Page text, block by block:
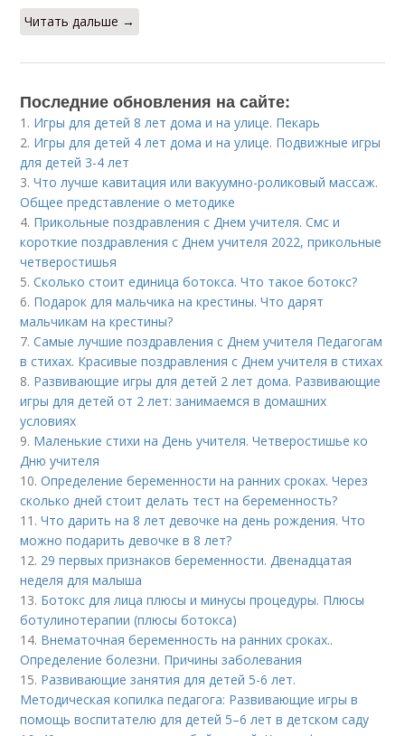
Читать дальше →
Последние обновления на сайте:
1. Игры для детей 8 лет дома и на улице. Пекарь
2. Игры для детей 4 лет дома и на улице. Подвижные игры
для детей 3-4 лет
3.Что лучше кавитация или вакуумно-роликовый массаж.
Общее представление о методике
4. Прикольные поздравления с Днем учителя. Смс и
короткие поздравления с Днем учителя 2022, прикольные
четверостишья
5.Сколько стоит единица ботокса. Что такое ботокс?
6. Подарок для мальчика на крестины. Что дарят
мальчикам на крестины?
7.Самые лучшие поздравления с Днем учителя Педагогам
в стихах. Красивые поздравления с Днем учителя в стихах
8. Развивающие игры для детей 2 лет дома. Развивающие
игры для детей от 2 лет: занимаемся в домашних
условиях
9. Маленькие стихи на День учителя. Четверостишье ко
Дню учителя
10.Определение беременности на ранних сроках. Через
сколько дней стоит делать тест на беременность?
11.Что дарить на 8 лет девочке на день рождения. Что
можно подарить девочке в 8 лет?
12. 29 первых признаков беременности. Двенадцатая
неделя для малыша
13. Ботокс для лица плюсы и минусы процедуры. Плюсы
ботулинотерапии (плюсы ботокса)
14. Внематочная беременность на ранних сроках..
Определение болезни. Причины заболевания
15. Развивающие занятия для детей 5-6 лет.
Методическая копилка педагога: Развивающие игры в
помощь воспитателю для детей 5–6 лет в детском саду